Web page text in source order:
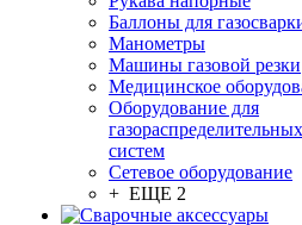
Баллоны для
Манометры
Машины газовой резки
Медицинское
Оборудование для
газораспределительных
систем
Сетевое оборудование
+ ЕЩЕ 2